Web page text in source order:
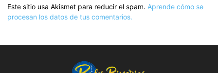
Este sitio usa Akismet para reducir el spam. Aprende cómo se
procesan los datos de tus comentarios.